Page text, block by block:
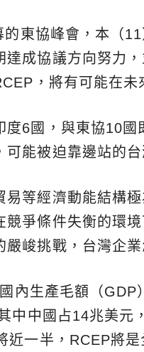
東協峰會，本（
成協議方向努力
，將有可能在未
度6國，與東協10
能被迫靠邊站的
易等經濟動能結構
競爭條件失衡的環
峻挑戰，台灣企業
內生產毛額（GDP
中中國占14兆美元
近一半，RCEP將